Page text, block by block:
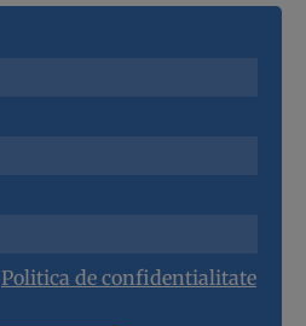
Politica de confidentialitate